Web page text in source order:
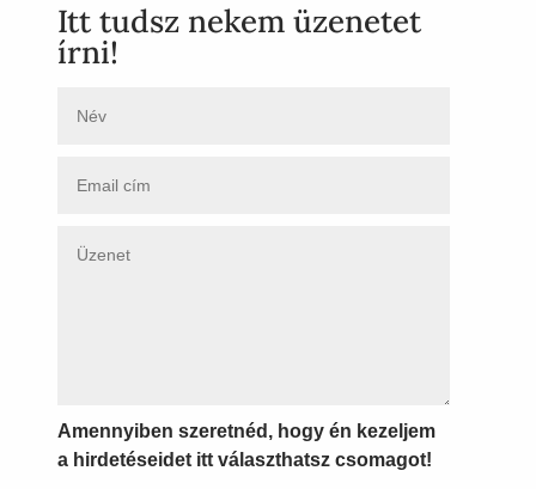
Itt tudsz nekem üzenetet
írni!
Amennyiben szeretnéd, hogy én kezeljem
a hirdetéseidet itt választhatsz csomagot!